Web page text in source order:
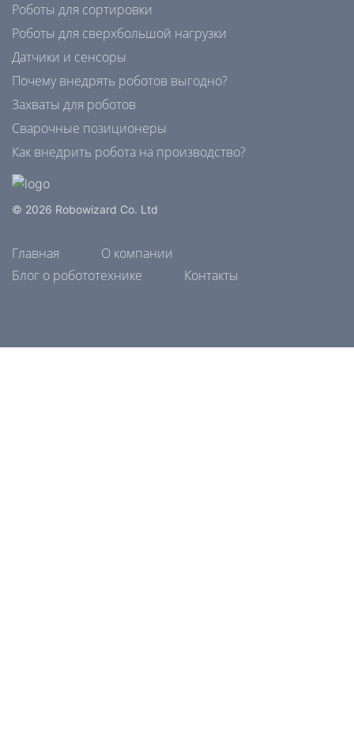
Роботы для сортировки
Роботы для сверхбольшой нагрузки
Датчики и сенсоры
Почему внедрять роботов выгодно?
Захваты для роботов
Сварочные позиционеры
Как внедрить робота на производство?
© 2026 Robowizard Co. Ltd
Главная
О компании
Блог о робототехнике
Контакты